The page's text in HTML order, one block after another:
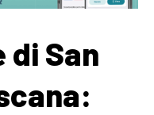
di San